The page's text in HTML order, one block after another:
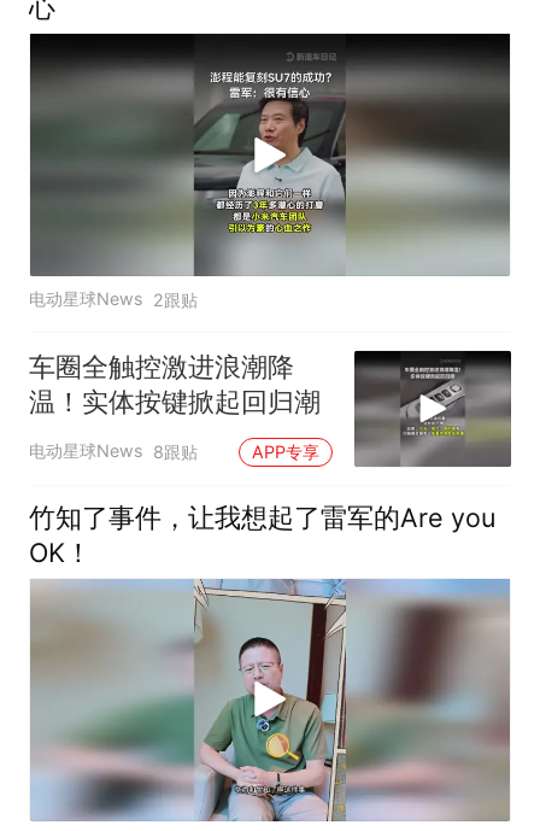
心
电动星球News 2跟贴
车圈全触控激进浪潮降
温！实体按键掀起回归潮
电动星球News 8跟贴 APP专享
竹知了事件，让我想起了雷军的Are you
OK！